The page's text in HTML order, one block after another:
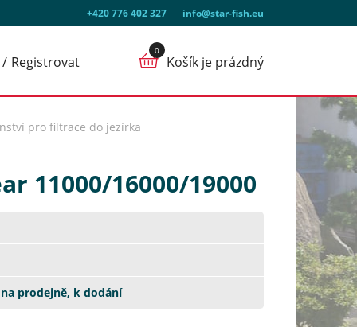
+420 776 402 327 info@star-fish.eu
Registrovat Košík je prázdný
pro filtrace do jezírka
11000/16000/19000
prodejně, k dodání